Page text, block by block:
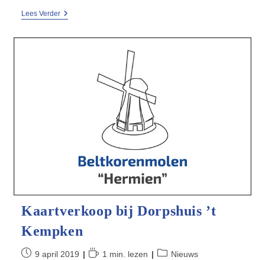
Lees VerderPrinses
Kaartverkoop bij Dorpshuis ’t
Kempken
Bericht9 april 2019 Leestijd:1 min. lezen Berichtcategorie:
Nieuws